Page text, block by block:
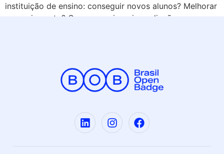
instituição de ensino: conseguir novos alunos? Melhorar
o engajamento? Ou conseguir mais avaliações